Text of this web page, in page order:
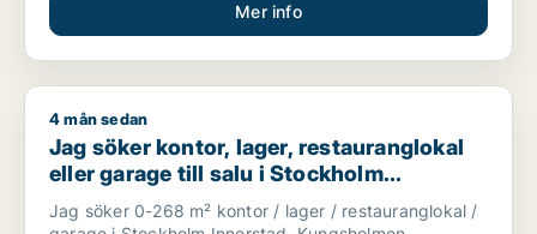
Mer info
Jag söker kontor, lager, restauranglokal eller garage till
4 mån sedan
Jag söker kontor, lager, restauranglokal
eller garage till salu i Stockholm
Innerstad, Kungsholmen eller Vasastan
m.fl.
Jag söker 0-268 m² kontor / lager / restauranglokal /